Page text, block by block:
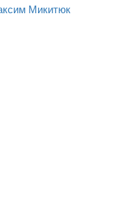
Микитюк